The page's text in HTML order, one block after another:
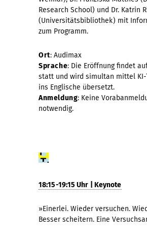
Research School) und Dr. Katrin
(Universitätsbibliothek) mit
zum Programm.
Ort: Audimax
Sprache: Die Eröffnung findet
statt und wird simultan mittel KI-
ins Englische übersetzt.
Anmeldung: Keine
notwendig.
18:15-19:15 Uhr | Keynote
»Einerlei. Wieder versuchen.
Besser scheitern. Eine